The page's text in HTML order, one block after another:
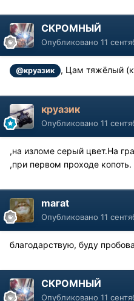
СКРОМНЫЙ
Опубликовано 11
@круазик , Цам тяжёлый
круазик
Опубликовано 11
,на изломе серый цвет.На
,при первом проходе копоть.
marat
Опубликовано 11
благодарствую, буду
СКРОМНЫЙ
Опубликовано 11